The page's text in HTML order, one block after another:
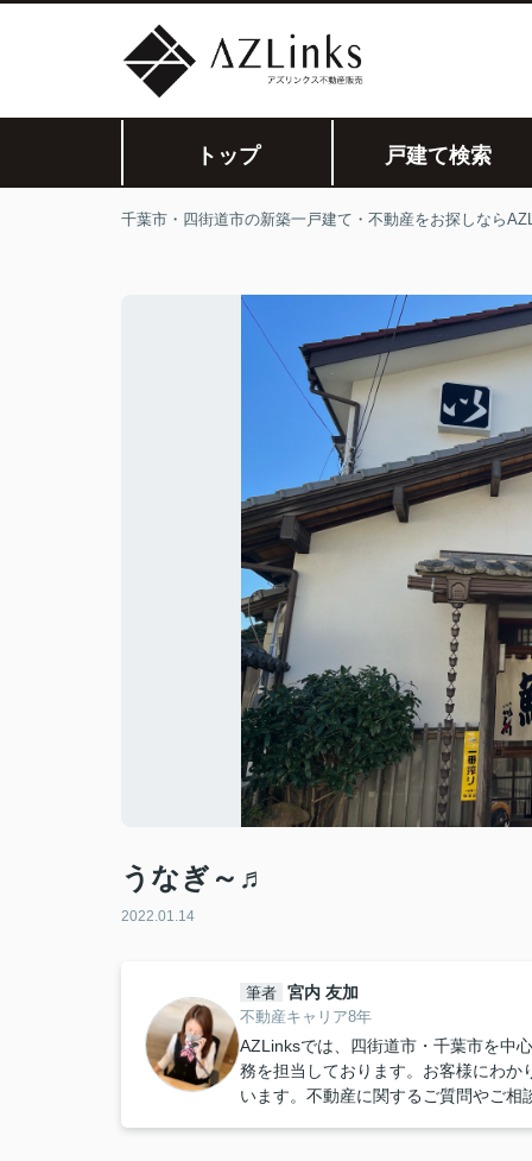
トップ 戸建て検索
千葉市・四街道市の新築一戸建て・不動産をお探しなら
うなぎ～♬
2022.01.14
筆者 宮内 友加
不動産キャリア8年
AZLinksでは、四街道市・千葉市を中
務を担当しております。お客様にわ
います。不動産に関するご質問やご